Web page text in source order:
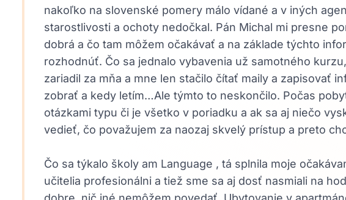
nakoľko na slovenské pomery málo vídané a v iných
starostlivosti a ochoty nedočkal. Pán Michal mi presne
dobrá a čo tam môžem očakávať a na základe týchto
rozhodnúť. Čo sa jednalo vybavenia už samotného
zariadil za mňa a mne len stačilo čítať maily a zapisovať
zobrať a kedy letím…Ale týmto to neskončilo. Počas
otázkami typu či je všetko v poriadku a ak sa aj niečo
vedieť, čo považujem za naozaj skvelý prístup a preto
Čo sa týkalo školy am Language , tá splnila moje
učitelia profesionálni a tiež sme sa aj dosť nasmiali na